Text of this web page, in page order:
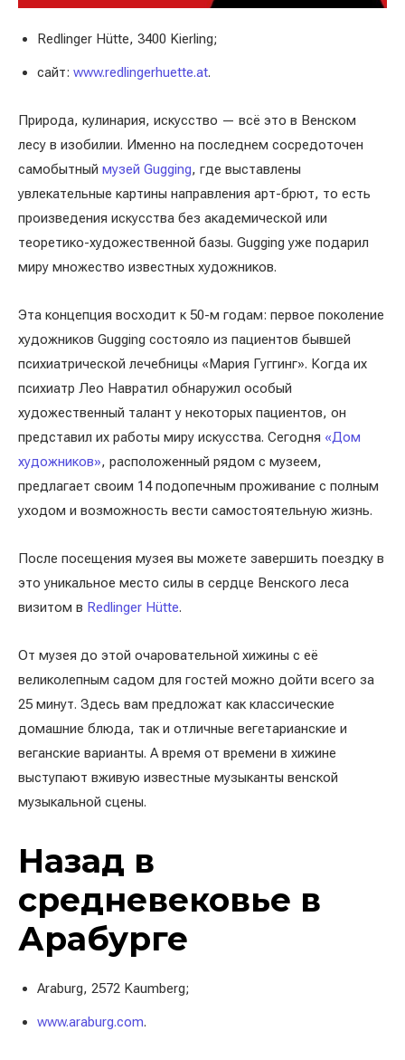
Redlinger Hütte, 3400 Kierling;
сайт: www.redlingerhuette.at.
Природа, кулинария, искусство — всё это в Венском
лесу в изобилии. Именно на последнем сосредоточен
самобытный музей Gugging, где выставлены
увлекательные картины направления арт-брют, то есть
произведения искусства без академической или
теоретико-художественной базы. Gugging уже подарил
миру множество известных художников.
Эта концепция восходит к 50-м годам: первое поколение
художников Gugging состояло из пациентов бывшей
психиатрической лечебницы «Мария Гуггинг». Когда их
психиатр Лео Навратил обнаружил особый
художественный талант у некоторых пациентов, он
представил их работы миру искусства. Сегодня «Дом
художников», расположенный рядом с музеем,
предлагает своим 14 подопечным проживание с полным
уходом и возможность вести самостоятельную жизнь.
После посещения музея вы можете завершить поездку в
это уникальное место силы в сердце Венского леса
визитом в Redlinger Hütte.
От музея до этой очаровательной хижины с её
великолепным садом для гостей можно дойти всего за
25 минут. Здесь вам предложат как классические
домашние блюда, так и отличные вегетарианские и
веганские варианты. А время от времени в хижине
выступают вживую известные музыканты венской
музыкальной сцены.
Назад в
средневековье в
Арабурге
Araburg, 2572 Kaumberg;
www.araburg.com.